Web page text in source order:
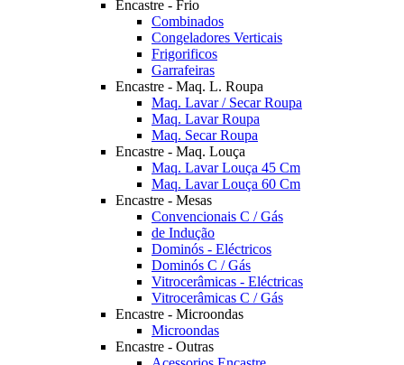
Encastre - Frio
Combinados
Congeladores Verticais
Frigorificos
Garrafeiras
Encastre - Maq. L. Roupa
Maq. Lavar / Secar Roupa
Maq. Lavar Roupa
Maq. Secar Roupa
Encastre - Maq. Louça
Maq. Lavar Louça 45 Cm
Maq. Lavar Louça 60 Cm
Encastre - Mesas
Convencionais C / Gás
de Indução
Dominós - Eléctricos
Dominós C / Gás
Vitrocerâmicas - Eléctricas
Vitrocerâmicas C / Gás
Encastre - Microondas
Microondas
Encastre - Outras